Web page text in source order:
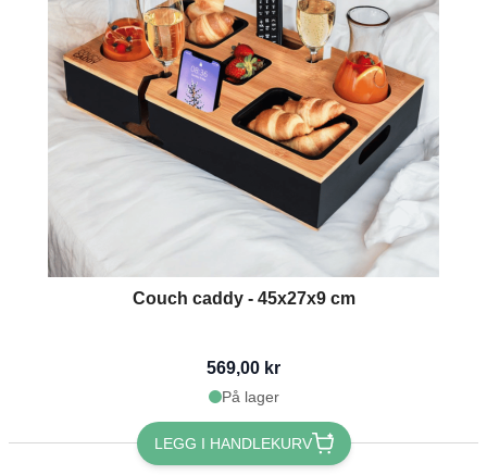
Couch caddy - 45x27x9 cm
569,00 kr
På lager
LEGG I HANDLEKURV